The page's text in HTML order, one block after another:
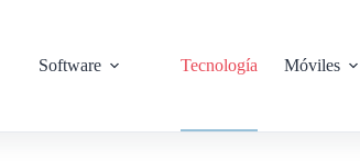
Software
Tecnología Móviles